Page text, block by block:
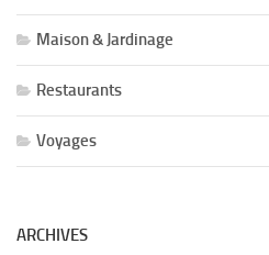
Maison & Jardinage
Restaurants
Voyages
ARCHIVES